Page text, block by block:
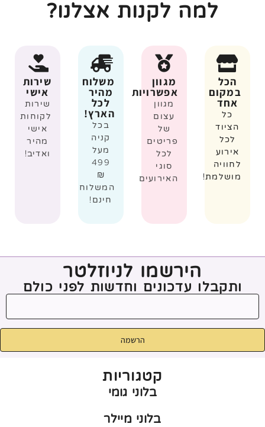
למה לקנות אצלנו?
הכל
במקום
אחד
כל
הציוד
לכל
אירוע
לחוויה
מושלמת!
מגוון
אפשרויות
מגוון
עצום
של
פריטים
לכל
סוגי
האירועים
משלוח
מהיר
לכל
הארץ!
בכל
קניה
מעל
499
₪
המשלוח
חינם!
שירות
אישי
שירות
לקוחות
אישי
מהיר
ואדיב!
הירשמו לניוזלטר
ותקבלו עדכונים וחדשות לפני כולם
הרשמה
קטגוריות
בלוני גומי
בלוני מיילר